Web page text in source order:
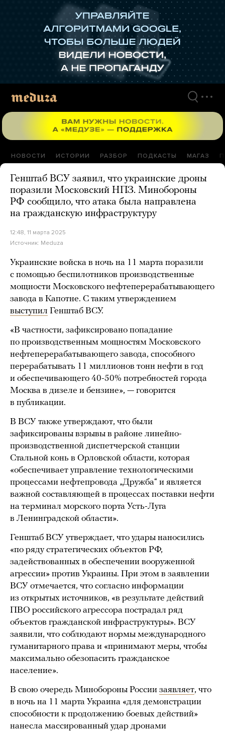
НОВОСТИ ИСТОРИИ РАЗБОР ПОДКАСТЫ МАГАЗ
Генштаб ВСУ заявил, что украинские дроны
поразили Московский НПЗ. Минобороны
РФ сообщило, что атака была направлена
на гражданскую инфраструктуру
12:48, 11 марта 2025
Источник: Meduza
Украинские войска в ночь на 11 марта поразили
с помощью беспилотников производственные
мощности Московского нефтеперерабатывающего
завода в Капотне. С таким утверждением
выступил Генштаб ВСУ.
«В частности, зафиксировано попадание
по производственным мощностям Московского
нефтеперерабатывающего завода, способного
перерабатывать 11 миллионов тонн нефти в год
и обеспечивающего 40-50% потребностей города
Москва в дизеле и бензине», — говорится
в публикации.
В ВСУ также утверждают, что были
зафиксированы взрывы в районе линейно-
производственной диспетчерской станции
Стальной конь в Орловской области, которая
«обеспечивает управление технологическими
процессами нефтепровода „Дружба“ и является
важной составляющей в процессах поставки нефти
на терминал морского порта Усть-Луга
в Ленинградской области».
Генштаб ВСУ утверждает, что удары наносились
«по ряду стратегических объектов РФ,
задействованных в обеспечении вооруженной
агрессии» против Украины. При этом в заявлении
ВСУ отмечается, что согласно информации
из открытых источников, «в результате действий
ПВО российского агрессора пострадал ряд
объектов гражданской инфраструктуры». ВСУ
заявили, что соблюдают нормы международного
гуманитарного права и «принимают меры, чтобы
максимально обезопасить гражданское
население».
В свою очередь Минобороны России заявляет, что
в ночь на 11 марта Украина «для демонстрации
способности к продолжению боевых действий»
нанесла массированный удар дронами